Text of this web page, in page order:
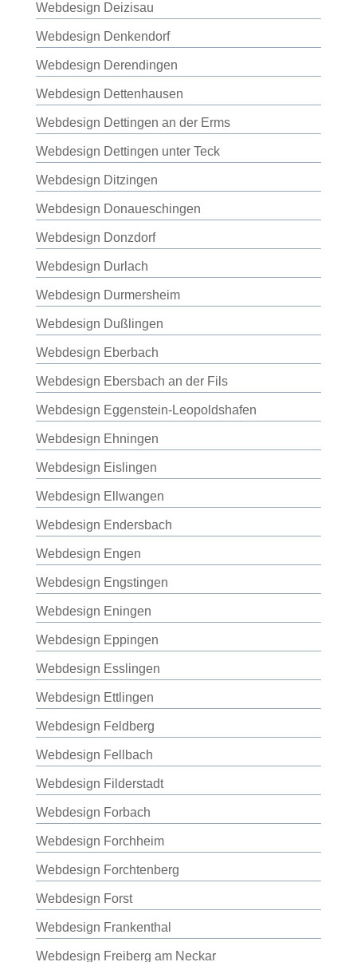
Webdesign Deizisau
Webdesign Denkendorf
Webdesign Derendingen
Webdesign Dettenhausen
Webdesign Dettingen an der Erms
Webdesign Dettingen unter Teck
Webdesign Ditzingen
Webdesign Donaueschingen
Webdesign Donzdorf
Webdesign Durlach
Webdesign Durmersheim
Webdesign Dußlingen
Webdesign Eberbach
Webdesign Ebersbach an der Fils
Webdesign Eggenstein-Leopoldshafen
Webdesign Ehningen
Webdesign Eislingen
Webdesign Ellwangen
Webdesign Endersbach
Webdesign Engen
Webdesign Engstingen
Webdesign Eningen
Webdesign Eppingen
Webdesign Esslingen
Webdesign Ettlingen
Webdesign Feldberg
Webdesign Fellbach
Webdesign Filderstadt
Webdesign Forbach
Webdesign Forchheim
Webdesign Forchtenberg
Webdesign Forst
Webdesign Frankenthal
Webdesign Freiberg am Neckar